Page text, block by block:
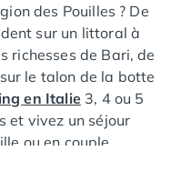
des Pouilles ? De
sur un littoral à
richesses de Bari, de
le talon de la botte
en Italie3, 4 ou 5
et vivez un séjour
ou en couple.